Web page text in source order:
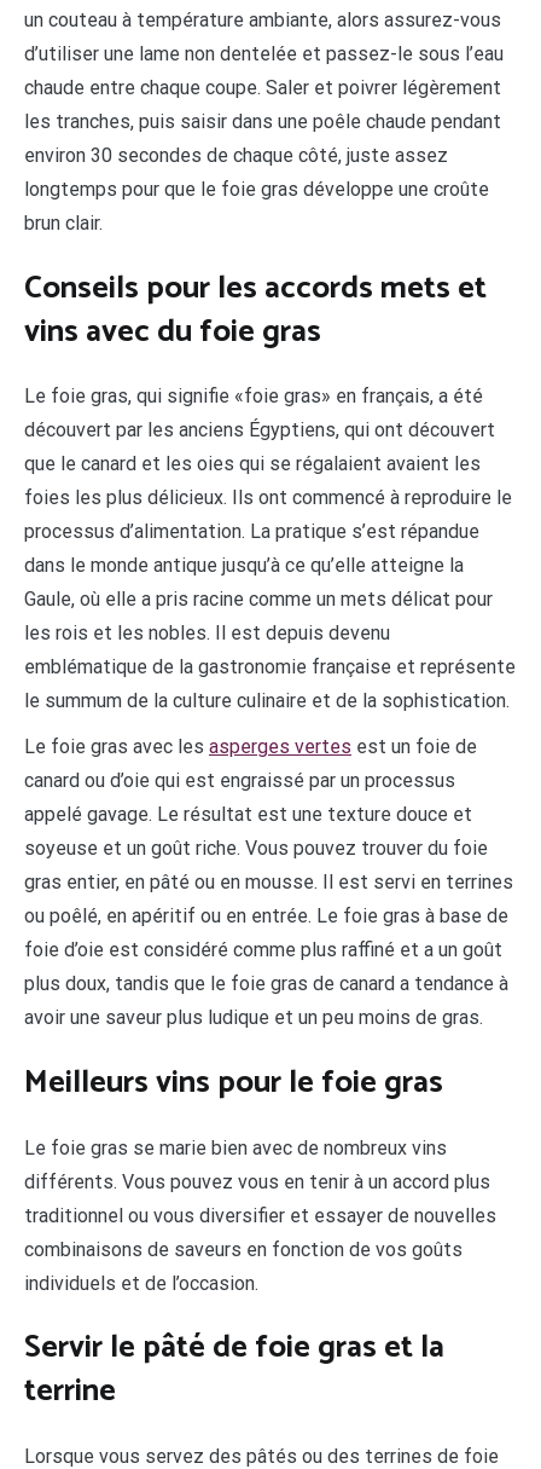
un couteau à température ambiante, alors assurez-vous
d’utiliser une lame non dentelée et passez-le sous l’eau
chaude entre chaque coupe. Saler et poivrer légèrement
les tranches, puis saisir dans une poêle chaude pendant
environ 30 secondes de chaque côté, juste assez
longtemps pour que le foie gras développe une croûte
brun clair.
Conseils pour les accords mets et
vins avec du foie gras
Le foie gras, qui signifie «foie gras» en français, a été
découvert par les anciens Égyptiens, qui ont découvert
que le canard et les oies qui se régalaient avaient les
foies les plus délicieux. Ils ont commencé à reproduire le
processus d’alimentation. La pratique s’est répandue
dans le monde antique jusqu’à ce qu’elle atteigne la
Gaule, où elle a pris racine comme un mets délicat pour
les rois et les nobles. Il est depuis devenu
emblématique de la gastronomie française et représente
le summum de la culture culinaire et de la sophistication.
Le foie gras avec les asperges vertes est un foie de
canard ou d’oie qui est engraissé par un processus
appelé gavage. Le résultat est une texture douce et
soyeuse et un goût riche. Vous pouvez trouver du foie
gras entier, en pâté ou en mousse. Il est servi en terrines
ou poêlé, en apéritif ou en entrée. Le foie gras à base de
foie d’oie est considéré comme plus raffiné et a un goût
plus doux, tandis que le foie gras de canard a tendance à
avoir une saveur plus ludique et un peu moins de gras.
Meilleurs vins pour le foie gras
Le foie gras se marie bien avec de nombreux vins
différents. Vous pouvez vous en tenir à un accord plus
traditionnel ou vous diversifier et essayer de nouvelles
combinaisons de saveurs en fonction de vos goûts
individuels et de l’occasion.
Servir le pâté de foie gras et la
terrine
Lorsque vous servez des pâtés ou des terrines de foie